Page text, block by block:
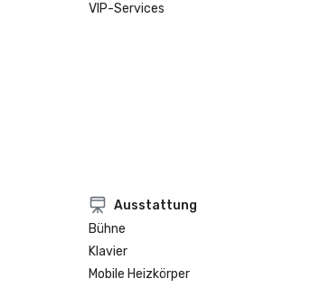
VIP-Services
Ausstattung
Bühne
Klavier
Mobile Heizkörper